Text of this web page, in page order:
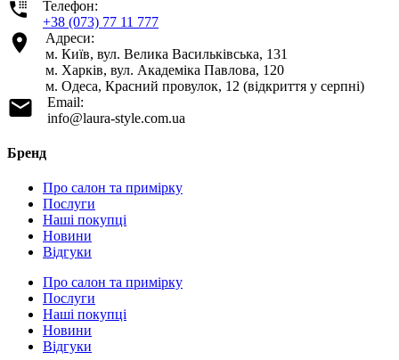
Телефон:
+38 (073) 77 11 777
Адреси:
м. Київ, вул. Велика Васильківська, 131
м. Харків, вул. Академіка Павлова, 120
м. Одеса, Красний провулок, 12 (відкриття у серпні)
Email:
info@laura-style.com.ua
Бренд
Про салон та примірку
Послуги
Наші покупці
Новини
Відгуки
Про салон та примірку
Послуги
Наші покупці
Новини
Відгуки